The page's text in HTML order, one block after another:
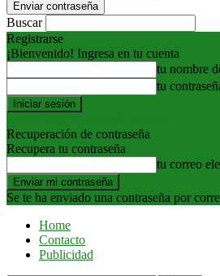
Buscar
Registrarse
¡Bienvenido! Ingresa en tu cuenta
tu nombre
tu
Recuperación de contraseña
Recupera tu contraseña
tu correo
Se te ha enviado una contraseña por
Home
Contacto
Publicidad